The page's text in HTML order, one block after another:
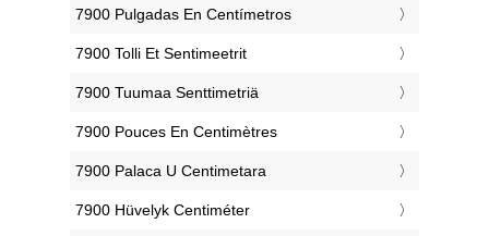
‎7900 Pulgadas En Centímetros
‎7900 Tolli Et Sentimeetrit
‎7900 Tuumaa Senttimetriä
‎7900 Pouces En Centimètres
‎7900 Palaca U Centimetara
‎7900 Hüvelyk Centiméter